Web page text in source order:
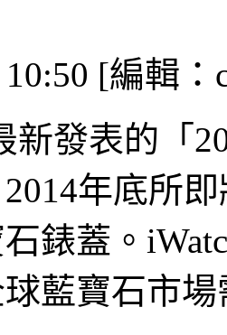
[編輯：
新發表的「
年底所
錶蓋。
藍寶石市